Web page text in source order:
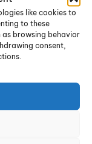
like cookies to
to these
as browsing behavior
consent,
tecnica, è
una
un
e la
il
ore dalla